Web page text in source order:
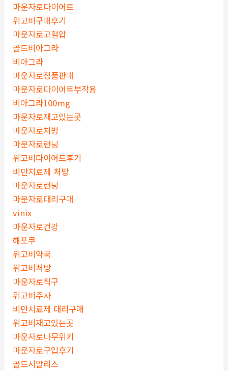
마운자로다이어트
위고비구매후기
마운자로고혈압
골드비아그라
비아그라
마운자로정품판매
마운자로다이어트부작용
비아그라100mg
마운자로재고있는곳
마운자로처방
마운자로런닝
위고비다이어트후기
비만치료제 처방
마운자로런닝
마운자로대리구매
vinix
마운자로건강
해포쿠
위고비약국
위고비처방
마운자로직구
위고비주사
비만치료제 대리구매
위고비재고있는곳
마운자로나무위키
마운자로구입후기
골드시알리스